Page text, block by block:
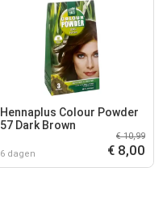
Hennaplus Colour Powder
57 Dark Brown
6 dagen
€ 10,99
€ 8,00